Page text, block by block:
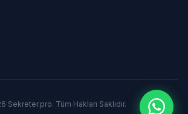
Sekreter.pro. Tüm Hakları Saklıdır.